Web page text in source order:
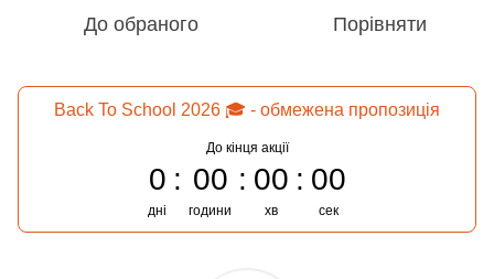
До обраного Порівняти
Back To School 2026 🎓 - обмежена пропозиція
До кінця акції
0
дні
00
години
00
хв
00
сек